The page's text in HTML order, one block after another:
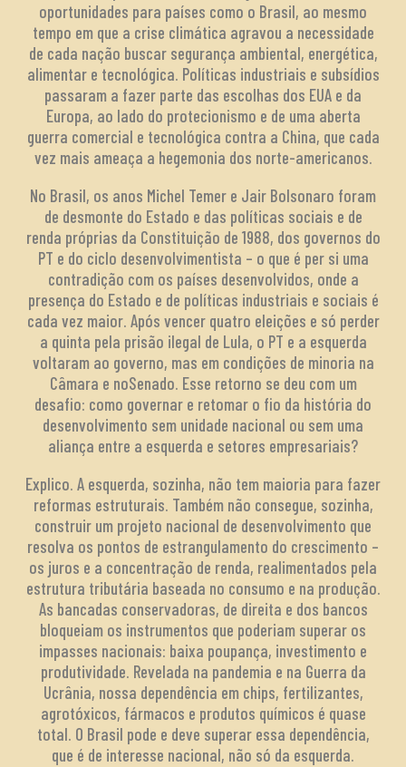
oportunidades para países como o Brasil, ao mesmo
tempo em que a crise climática agravou a necessidade
de cada nação buscar segurança ambiental, energética,
alimentar e tecnológica. Políticas industriais e subsídios
passaram a fazer parte das escolhas dos EUA e da
Europa, ao lado do protecionismo e de uma aberta
guerra comercial e tecnológica contra a China, que cada
vez mais ameaça a hegemonia dos norte-americanos.
No Brasil, os anos Michel Temer e Jair Bolsonaro foram
de desmonte do Estado e das políticas sociais e de
renda próprias da Constituição de 1988, dos governos do
PT e do ciclo desenvolvimentista – o que é per si uma
contradição com os países desenvolvidos, onde a
presença do Estado e de políticas industriais e sociais é
cada vez maior. Após vencer quatro eleições e só perder
a quinta pela prisão ilegal de Lula, o PT e a esquerda
voltaram ao governo, mas em condições de minoria na
Câmara e noSenado. Esse retorno se deu com um
desafio: como governar e retomar o fio da história do
desenvolvimento sem unidade nacional ou sem uma
aliança entre a esquerda e setores empresariais?
Explico. A esquerda, sozinha, não tem maioria para fazer
reformas estruturais. Também não consegue, sozinha,
construir um projeto nacional de desenvolvimento que
resolva os pontos de estrangulamento do crescimento –
os juros e a concentração de renda, realimentados pela
estrutura tributária baseada no consumo e na produção.
As bancadas conservadoras, de direita e dos bancos
bloqueiam os instrumentos que poderiam superar os
impasses nacionais: baixa poupança, investimento e
produtividade. Revelada na pandemia e na Guerra da
Ucrânia, nossa dependência em chips, fertilizantes,
agrotóxicos, fármacos e produtos químicos é quase
total. O Brasil pode e deve superar essa dependência,
que é de interesse nacional, não só da esquerda.